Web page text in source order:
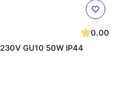
0.00
ACUA wpuszczana biała 230V GU10 50W IP44